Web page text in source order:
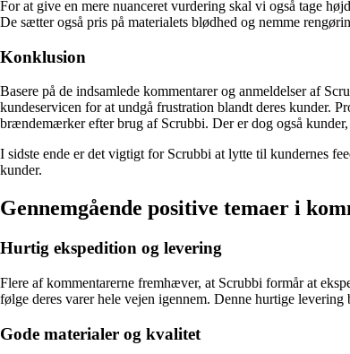
For at give en mere nuanceret vurdering skal vi også tage
De sætter også pris på materialets blødhed og nemme
Konklusion
Basere på de indsamlede kommentarer og anmeldelser af
kundeservicen for at undgå frustration blandt deres kunder.
brændemærker efter brug af Scrubbi. Der er dog også
I sidste ende er det vigtigt for Scrubbi at lytte til kundernes
kunder.
Gennemgående positive temaer i
Hurtig ekspedition og levering
Flere af kommentarerne fremhæver, at Scrubbi formår at
følge deres varer hele vejen igennem. Denne hurtige
Gode materialer og kvalitet